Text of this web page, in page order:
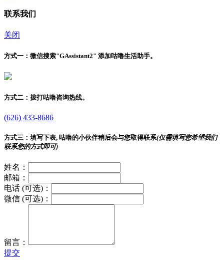
联系我们
关闭
方式一： 微信搜索"GAssistant2" 添加咕噜生活助手。
方式二： 拨打咕噜咨询热线。
(626) 433-8686
方式三： 填写下表, 咕噜的小伙伴稍后会与您取得联系(仅需填写您希望我们
联系您的方式即可)
姓名：
邮箱：
电话 (可选)：
微信 (可选)：
留言：
提交